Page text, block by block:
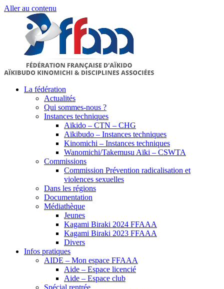
Aller au contenu
La fédération
Actualités
Qui sommes-nous ?
Instances techniques
Aïkido – CTN – CHG
Aïkibudo – Instances techniques
Kinomichi – Instances techniques
Wanomichi/Takemusu Aïki – CSWTA
Commissions
Commission Prévention radicalisation et
violences sexuelles
Dans les régions
Documentation
Médiathèque
Jeunes
Kagami Biraki 2024 FFAAA
Kagami Biraki 2023 FFAAA
Divers
Infos pratiques
AIDE – Mon espace FFAAA
Aide – Espace licencié
Aide – Espace club
Spécial rentrée